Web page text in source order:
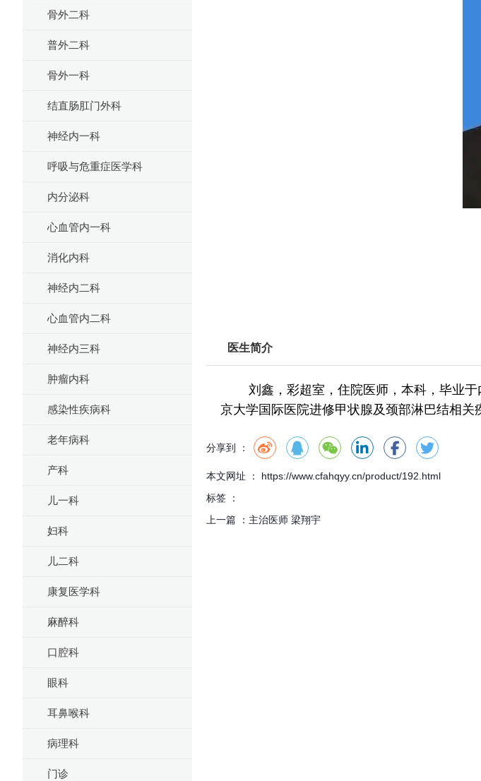
骨外二科
普外二科
骨外一科
结直肠肛门外科
神经内一科
呼吸与危重症医学科
内分泌科
心血管内一科
消化内科
神经内二科
心血管内二科
神经内三科
肿瘤内科
感染性疾病科
老年病科
产科
儿一科
妇科
儿二科
康复医学科
麻醉科
口腔科
眼科
耳鼻喉科
病理科
门诊
医生简介
刘鑫，彩超室，住院医师，本科，毕业于
京大学国际医院进修甲状腺及颈部淋巴结相关
分享到 ：
本文网址 ： https://www.cfahqyy.cn/product/192.html
标签 ：
上一篇 ： 主治医师 梁翔宇